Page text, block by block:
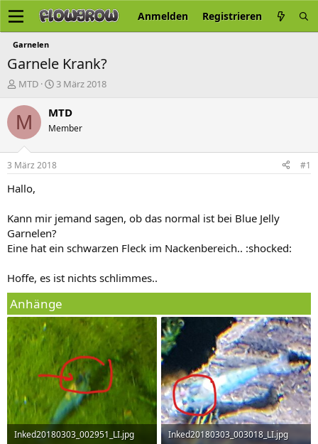
Anmelden Registrieren
Garnelen
Garnele Krank?
E
s
t
l
e
r
MTD
E
s
e
l
t
3 März 2018
M MTD
Member
3 März 2018 #1
Hallo,
Kann mir jemand sagen, ob das normal ist bei Blue Jelly
Garnelen?
Eine hat ein schwarzen Fleck im Nackenbereich.. :shocked:
Hoffe, es ist nichts schlimmes..
Anhänge
Inked20180303_002951_LI.jpg
Inked20180303_003018_LI.jpg